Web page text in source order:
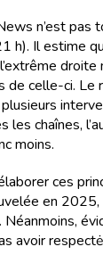
n’est pas
Il estime
celle-ci. Le
chaînes,
moins.
ces
en 2025,
avoir